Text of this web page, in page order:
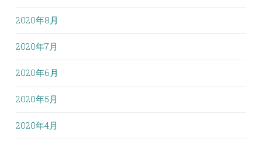
2020年8月
2020年7月
2020年6月
2020年5月
2020年4月